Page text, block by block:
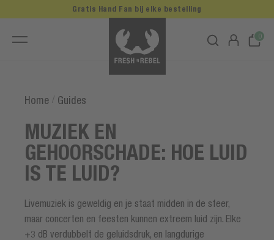
0
Gratis Hand Fan bij elke bestelling
Home / Guides
MUZIEK EN
GEHOORSCHADE: HOE LUID
IS TE LUID?
Livemuziek is geweldig en je staat midden in de sfeer,
maar concerten en feesten kunnen extreem luid zijn. Elke
+3 dB verdubbelt de geluidsdruk, en langdurige